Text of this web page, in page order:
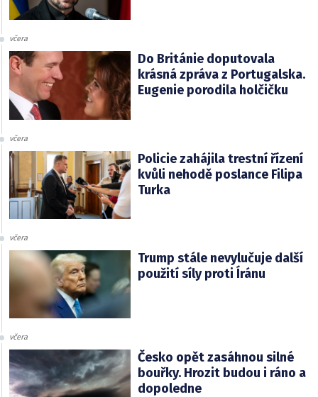
včera
Do Británie doputovala
krásná zpráva z Portugalska.
Eugenie porodila holčičku
včera
Policie zahájila trestní řízení
kvůli nehodě poslance Filipa
Turka
včera
Trump stále nevylučuje další
použití síly proti Íránu
včera
Česko opět zasáhnou silné
bouřky. Hrozit budou i ráno a
dopoledne